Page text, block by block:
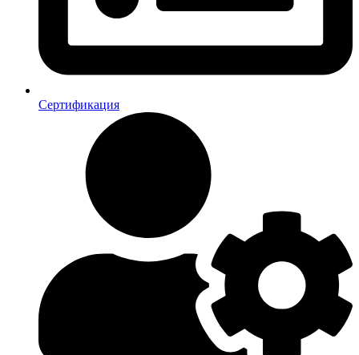
Сертификация